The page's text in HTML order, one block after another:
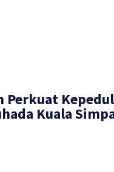
Perkuat
Kuala